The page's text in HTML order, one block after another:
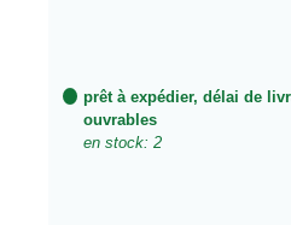
prêt à expédier, délai de
ouvrables
en stock: 2